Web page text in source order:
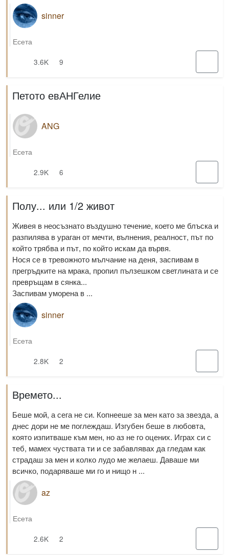
sinner
Есета
3.6K
9
Петото евАНГелие
ANG
Есета
2.9K
6
Полу... или 1/2 живот
Живея в неосъзнато въздушно течение, което ме блъска и
разпилява в ураган от мечти, вълнения, реалност, път по
който трябва и път, по който искам да вървя.
Нося се в тревожното мълчание на деня, заспивам в
прегръдките на мрака, пропил пълзешком светлината и се
превръщам в сянка...
Заспивам уморена в ...
sinner
Есета
2.8K
2
Времето...
Беше мой, а сега не си. Копнееше за мен като за звезда, а
днес дори не ме поглеждаш. Изгубен беше в любовта,
която изпитваше към мен, но аз не го оцених. Играх си с
теб, мамех чуствата ти и се забавлявах да гледам как
страдаш за мен и колко лудо ме желаеш. Даваше ми
всичко, подаряваше ми го и нищо н ...
az
Есета
2.6K
2